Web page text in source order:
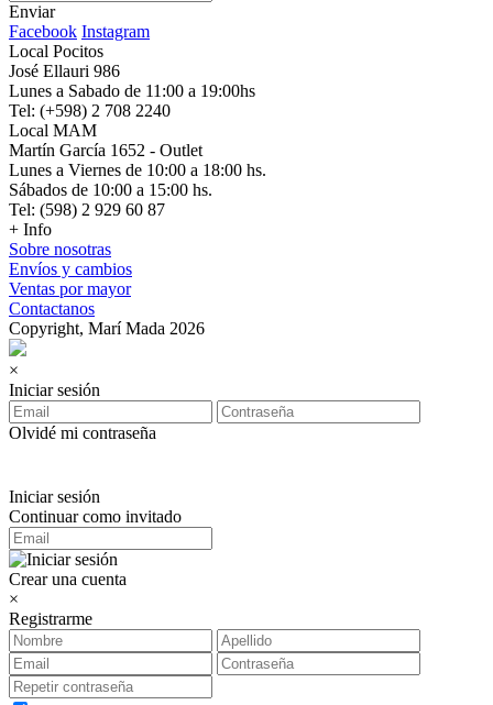
Enviar
Facebook Instagram
Local Pocitos
José Ellauri 986
Lunes a Sabado de 11:00 a 19:00hs
Tel: (+598) 2 708 2240
Local MAM
Martín García 1652 - Outlet
Lunes a Viernes de 10:00 a 18:00 hs.
Sábados de 10:00 a 15:00 hs.
Tel: (598) 2 929 60 87
+ Info
Sobre nosotras
Envíos y cambios
Ventas por mayor
Contactanos
Copyright, Marí Mada 2026
×
Iniciar sesión
Olvidé mi contraseña
Iniciar sesión
Continuar como invitado
Crear una cuenta
×
Registrarme